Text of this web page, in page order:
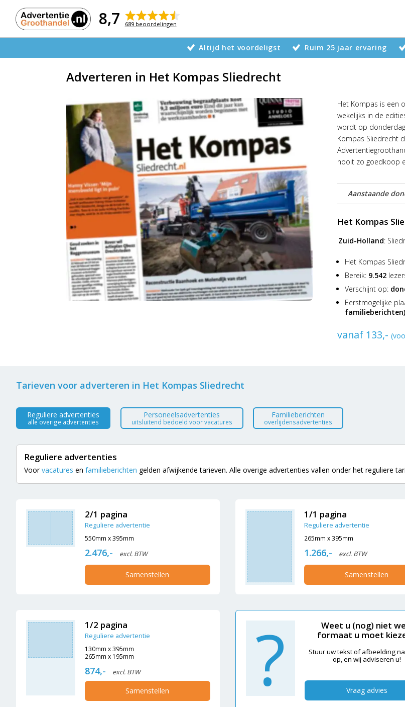
inhoud
8,7 689 beoordelingen
Altijd het voordeligst Ruim 25 jaar ervaring
Adverteren in Het Kompas Sliedrecht
Het Kompas is een
wekelijks in de
wordt op
Kompas Sliedrecht
nooit zo goedkoop
Aanstaande
Het Kompas
Zuid-Holland:
Het Kompas
Bereik: 9.542
Verschijnt op:
Eerstmogelijke
familieberichten)
vanaf 133,-
Tarieven voor adverteren in Het Kompas Sliedrecht
Reguliere advertenties
alle overige advertenties
Personeelsadvertenties
uitsluitend bedoeld voor vacatures
Familieberichten
overlijdensadvertenties
Reguliere advertenties
Voorvacatures enfamilieberichten gelden afwijkende tarieven. Alle overige advertenties vallen onder het reguliere
2/1 pagina
Reguliere advertentie
550mm x 395mm
2.476,- excl. BTW
Samenstellen
1/1 pagina
Reguliere advertentie
265mm x 395mm
1.266,- excl. BTW
Samenstellen
1/2 pagina
Reguliere advertentie
130mm x 395mm
265mm x 195mm
874,- excl. BTW
Samenstellen ?
Weet u (nog) niet
formaat u moet
Stuur uw tekst of afbeelding
op, en wij adviseren u!
Vraag advies